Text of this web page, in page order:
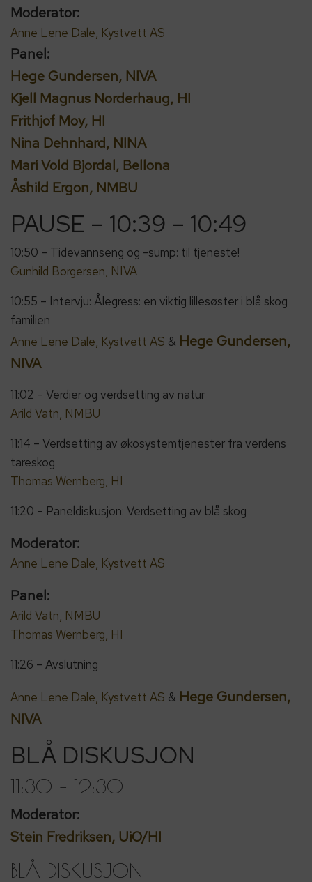
Moderator:
Anne Lene Dale, Kystvett AS
Panel:
Hege Gundersen, NIVA
Kjell Magnus Norderhaug, HI
Frithjof Moy, HI
Nina Dehnhard, NINA
Mari Vold Bjordal, Bellona
Åshild Ergon, NMBU
PAUSE – 10:39 – 10:49
10:50 – Tidevannseng og -sump: til tjeneste!
Gunhild Borgersen, NIVA
10:55 – Intervju: Ålegress: en viktig lillesøster i blå skog
familien
Anne Lene Dale, Kystvett AS & Hege Gundersen,
NIVA
11:02 – Verdier og verdsetting av natur
Arild Vatn, NMBU
11:14 – Verdsetting av økosystemtjenester fra verdens
tareskog
Thomas Wernberg, HI
11:20 – Paneldiskusjon: Verdsetting av blå skog
Moderator:
Anne Lene Dale, Kystvett AS
Panel:
Arild Vatn, NMBU
Thomas Wernberg, HI
11:26 – Avslutning
Anne Lene Dale, Kystvett AS & Hege Gundersen,
NIVA
BLÅ DISKUSJON
11:30 – 12:30
Moderator:
Stein Fredriksen, UiO/HI
BLÅ DISKUSJON